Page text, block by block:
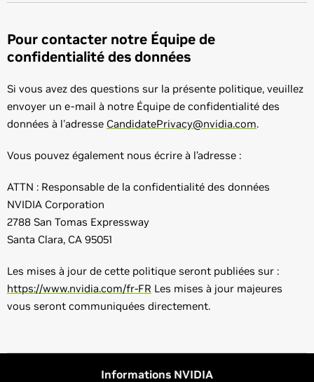
Pour contacter notre Équipe de
confidentialité des données
Si vous avez des questions sur la présente politique, veuillez
envoyer un e-mail à notre Équipe de confidentialité des
données à l'adresse CandidatePrivacy@nvidia.com.
Vous pouvez également nous écrire à l’adresse :
ATTN : Responsable de la confidentialité des données
NVIDIA Corporation
2788 San Tomas Expressway
Santa Clara, CA 95051
Les mises à jour de cette politique seront publiées sur :
https://www.nvidia.com/fr-FR Les mises à jour majeures
vous seront communiquées directement.
Informations NVIDIA